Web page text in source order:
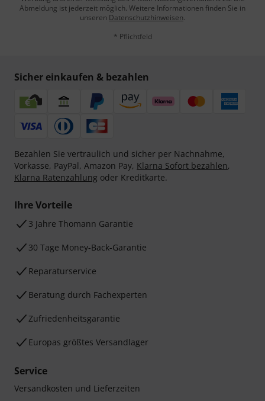
Abmeldung ist jederzeit möglich. Weitere Informationen finden Sie in
unseren Datenschutzhinweisen.
* Pflichtfeld
Sicher einkaufen & bezahlen
Bezahlen Sie vertraulich und sicher per Nachnahme,
Vorkasse, PayPal, Amazon Pay, Klarna Sofort bezahlen,
Klarna Ratenzahlung oder Kreditkarte.
Ihre Vorteile
3 Jahre Thomann Garantie
30 Tage Money-Back-Garantie
Reparaturservice
Beratung durch Fachexperten
Zufriedenheitsgarantie
Europas größtes Versandlager
Service
Versandkosten und Lieferzeiten